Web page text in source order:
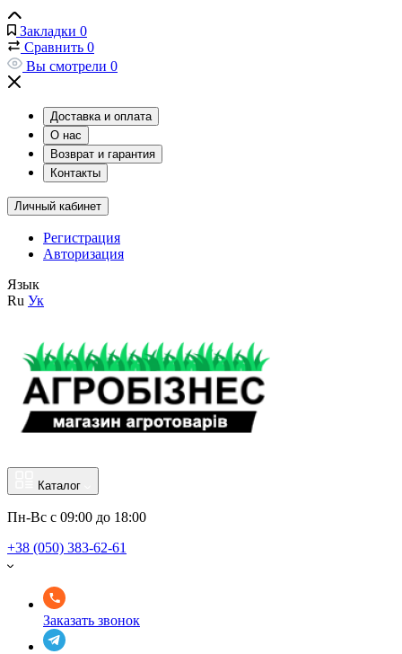
Закладки 0
Сравнить 0
Вы смотрели 0
Доставка и оплата
О нас
Возврат и гарантия
Контакты
Личный кабинет
Регистрация
Авторизация
Язык
Ru Ук
Каталог
Пн-Вс с 09:00 до 18:00
+38 (050) 383-62-61
Заказать звонок